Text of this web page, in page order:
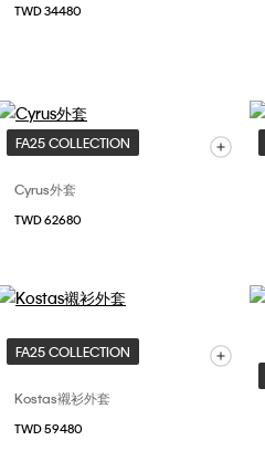
TWD 34480
FA25 COLLECTION
Cyrus外套
TWD 62680
FA25 COLLECTION
Kostas襯衫外套
TWD 59480